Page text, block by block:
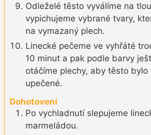
Odleželé těsto vyválíme na
vypichujeme vybrané tvary,
na vymazaný plech.
Linecké pečeme ve vyhřáté
10 minut a pak podle barvy
otáčíme plechy, aby těsto bylo
upečené.
Dohotovení
Po vychladnutí slepujeme
marmeládou.